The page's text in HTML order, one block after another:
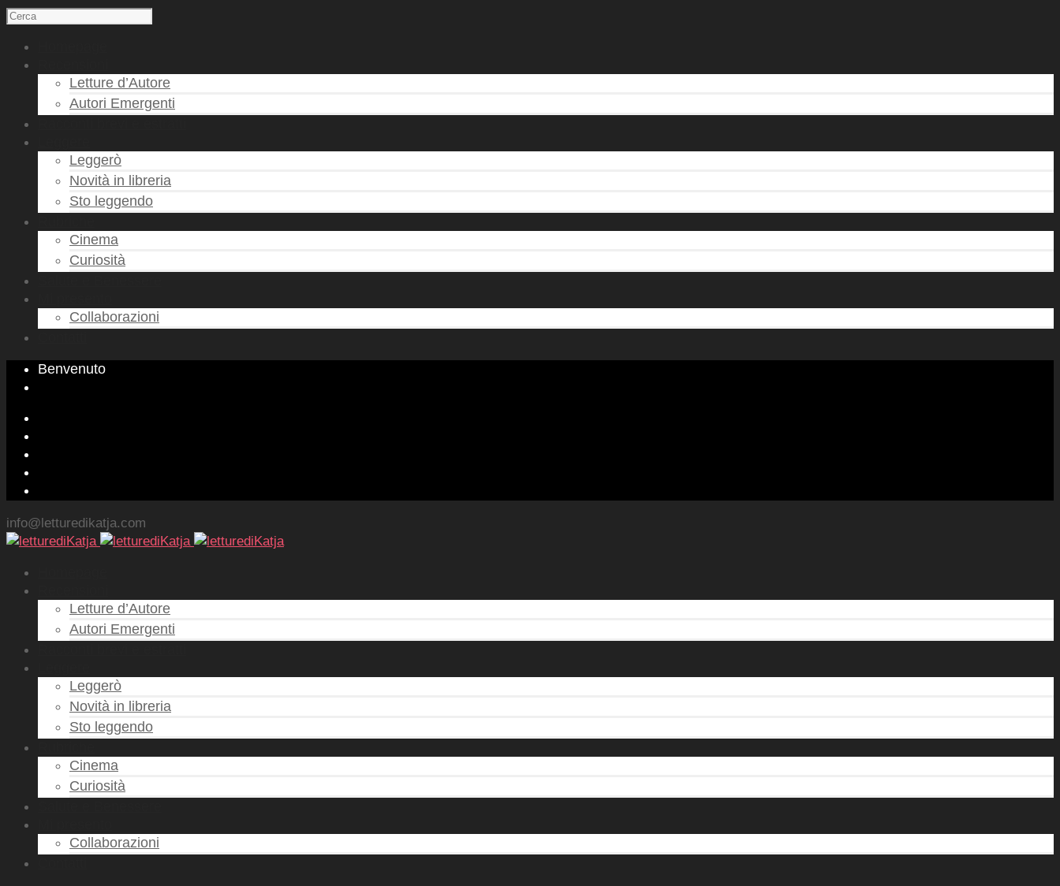
Letture d’Autore
Autori Emergenti
Leggerò
Novità in libreria
Sto leggendo
Cinema
Curiosità
Collaborazioni
Benvenuto
info@letturedikatja.com
Letture d’Autore
Autori Emergenti
Leggerò
Novità in libreria
Sto leggendo
Cinema
Curiosità
Collaborazioni